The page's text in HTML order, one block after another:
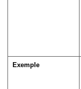
Exemple